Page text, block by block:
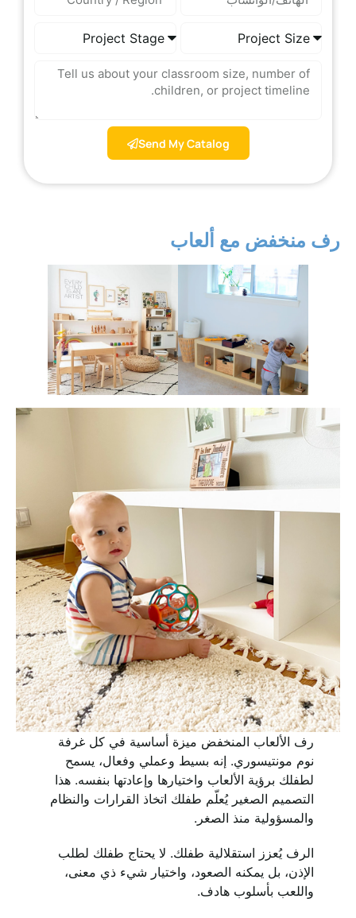
Send My Catalog
رف منخفض مع ألعاب
رف الألعاب المنخفض ميزة أساسية في كل غرفة
نوم مونتيسوري. إنه بسيط وعملي وفعال، يسمح
لطفلك برؤية الألعاب واختيارها وإعادتها بنفسه. هذا
التصميم الصغير يُعلّم طفلك اتخاذ القرارات والنظام
والمسؤولية منذ الصغر.
الرف يُعزز استقلالية طفلك. لا يحتاج طفلك لطلب
الإذن، بل يمكنه الصعود، واختيار شيء ذي معنى،
واللعب بأسلوب هادف.